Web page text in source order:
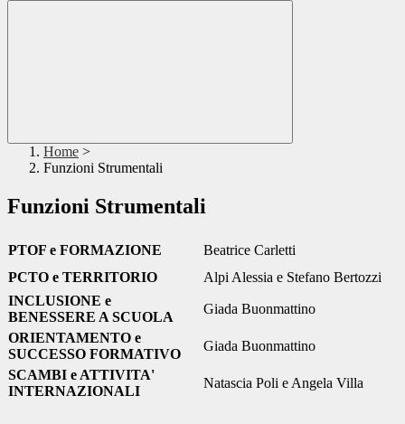
Home >
Funzioni Strumentali
Funzioni Strumentali
PTOF e FORMAZIONE
Beatrice Carletti
PCTO e TERRITORIO
Alpi Alessia e Stefano Bertozzi
INCLUSIONE e
BENESSERE A SCUOLA
Giada Buonmattino
ORIENTAMENTO e
SUCCESSO FORMATIVO
Giada Buonmattino
SCAMBI e ATTIVITA'
INTERNAZIONALI
Natascia Poli e Angela Villa